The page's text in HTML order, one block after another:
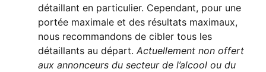
détaillant en particulier. Cependant, pour une
portée maximale et des résultats maximaux,
nous recommandons de cibler tous les
détaillants au départ. Actuellement non offert
aux annonceurs du secteur de l’alcool ou du